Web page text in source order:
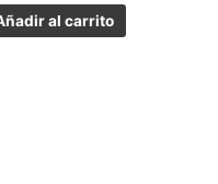
al carrito